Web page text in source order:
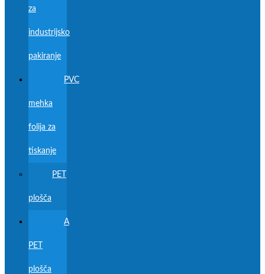
za
industrijsko
pakiranje
PVC
mehka
folija za
tiskanje
PET
plošča
A
PET
plošča